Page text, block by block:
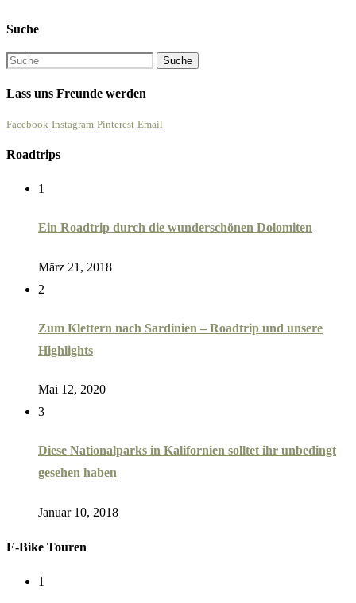
Suche
Lass uns Freunde werden
Facebook Instagram Pinterest Email
Roadtrips
1
Ein Roadtrip durch die wunderschönen Dolomiten
März 21, 2018
2
Zum Klettern nach Sardinien – Roadtrip und unsere
Highlights
Mai 12, 2020
3
Diese Nationalparks in Kalifornien solltet ihr unbedingt
gesehen haben
Januar 10, 2018
E-Bike Touren
1